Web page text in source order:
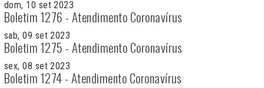
dom, 10 set 2023
Boletim 1276 - Atendimento Coronavírus
sab, 09 set 2023
Boletim 1275 - Atendimento Coronavírus
sex, 08 set 2023
Boletim 1274 - Atendimento Coronavírus